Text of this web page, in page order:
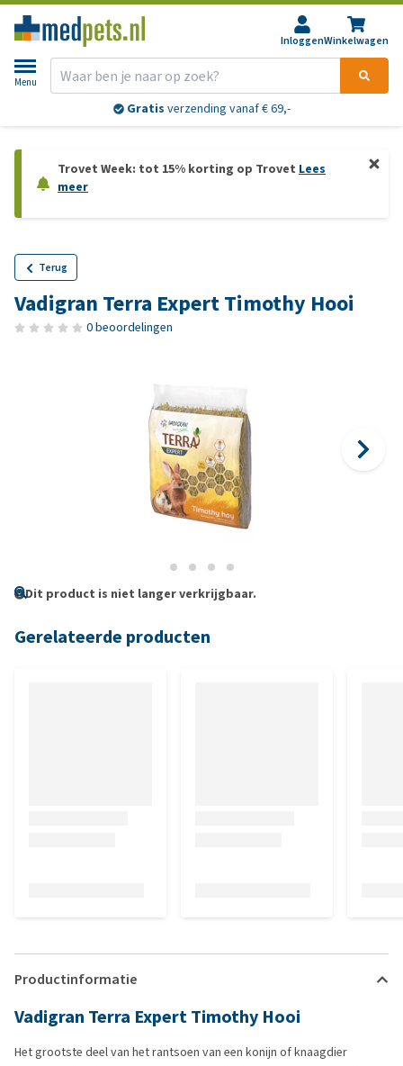
InloggenWinkelwagen
Menu
Gratis verzending vanaf € 69,-
Trovet Week: tot 15% korting op Trovet Lees
meer
Terug
Vadigran Terra Expert Timothy Hooi
0 beoordelingen
Dit product is niet langer verkrijgbaar.
Gerelateerde producten
Productinformatie
Vadigran Terra Expert Timothy Hooi
Het grootste deel van het rantsoen van een konijn of knaagdier